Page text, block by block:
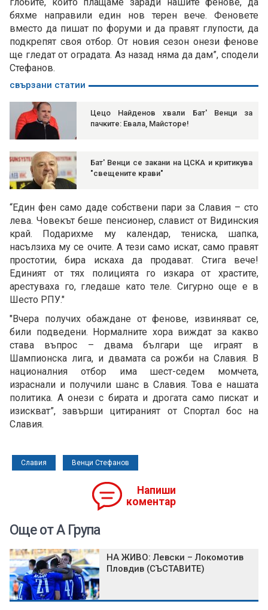
бяхме направили един нов терен вече. Феновете
вместо да пишат по форуми и да правят глупости, да
подкрепят своя отбор. От новия сезон онези фенове
ще гледат от оградата. Аз назад няма да дам”, сподели
Стефанов.
свързани статии
Цецо Найденов хвали Бат' Венци за
пачките: Евала, Майсторе!
Бат' Венци се закани на ЦСКА и критикува
"свещените крави"
“Един фен само даде собствени пари за Славия – сто
лева. Човекът беше пенсионер, славист от Видинския
край. Подарихме му календар, тениска, шапка,
насълзиха му се очите. А тези само искат, само правят
простотии, бира искаха да продават. Стига вече!
Единият от тях полицията го изкара от храстите,
арестуваха го, гледаше като теле. Сигурно още е в
Шесто РПУ."
"Вчера получих обаждане от фенове, извиняват се,
били подведени. Нормалните хора виждат за какво
става въпрос – двама българи ще играят в
Шампионска лига, и двамата са рожби на Славия. В
националния отбор има шест-седем момчета,
израснали и получили шанс в Славия. Това е нашата
политика. А онези с бирата и дрогата само пискат и
изискват”, завърши цитираният от Спортал бос на
Славия.
Славия Венци Стефанов
Напиши
коментар
Още от А Група
НА ЖИВО: Левски – Локомотив
Пловдив (СЪСТАВИТЕ)